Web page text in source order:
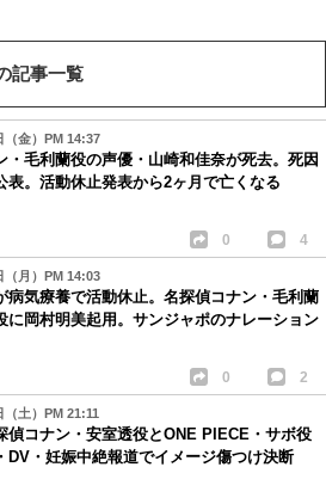
記事一覧
（金）PM 14:37
・毛利蘭役の声優・山崎和佳奈が死去。死因
表。活動休止発表から2ヶ月で亡くなる
0 4
（月）PM 14:03
病気療養で活動休止。名探偵コナン・毛利蘭
に岡村明美起用。サンジャポのナレーション
0 2
（土）PM 21:11
偵コナン・安室透役とONE PIECE・サボ役
DV・妊娠中絶報道でイメージ傷つけ決断